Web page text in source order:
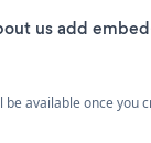
us add
be available once you